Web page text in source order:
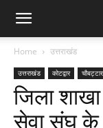
Home उत्तराखंड
उत्तराखंड कोटद्वार
जिला
सेवा संघ के